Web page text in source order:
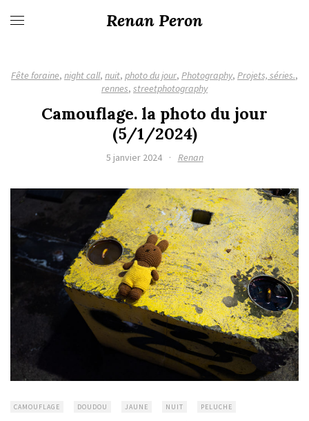
Renan Peron
Fête foraine, night call, nuit, photo du jour, Photography, Projets, séries.,
rennes, streetphotography
Camouflage. la photo du jour
(5/1/2024)
5 janvier 2024 · Renan
CAMOUFLAGE DOUDOU JAUNE NUIT PELUCHE